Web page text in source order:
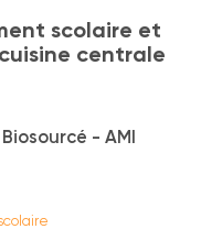
scolaire et
centrale
- AMI